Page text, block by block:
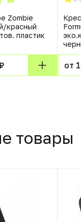
Zombie
красный
пластик
от
товары